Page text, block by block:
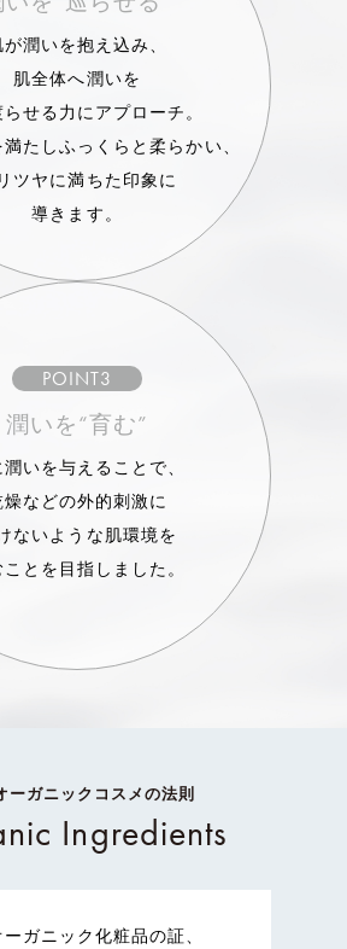
が潤いを抱え込み、
肌全体へ潤いを
せる力にアプローチ。
たしふっくらと柔らかい、
ツヤに満ちた印象に
導きます。
POINT3
潤いを“育む”
潤いを与えることで、
燥などの外的刺激に
ないような肌環境を
とを目指しました。
ーガニックコスメの法則
Ingredients
ガニック化粧品の証、